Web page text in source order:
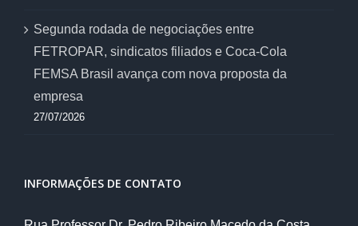
Segunda rodada de negociações entre
FETROPAR, sindicatos filiados e Coca-Cola
FEMSA Brasil avança com nova proposta da
empresa
27/07/2026
INFORMAÇÕES DE CONTATO